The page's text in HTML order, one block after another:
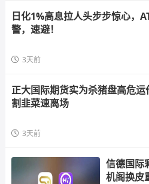
日化1%高息拉人头步步惊心，
警，速避！
3天前
正大国际期货实为杀猪盘高危
割韭菜速离场
3天前
信德国际
机阁换皮